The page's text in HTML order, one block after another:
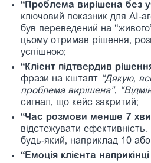
“Проблема вирішена без
ключовий показник для AI-
був переведений на
цьому отримав рішення,
успішною;
“Клієнт підтвердив
фрази на кшталт “Дякую,
проблема вирішена”,
сигнал, що кейс закритий;
“Час розмови менше 7
відстежувати
будь-який, наприклад 10
“Емоція клієнта